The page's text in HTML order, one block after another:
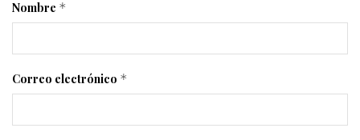
Nombre *
Correo electrónico *